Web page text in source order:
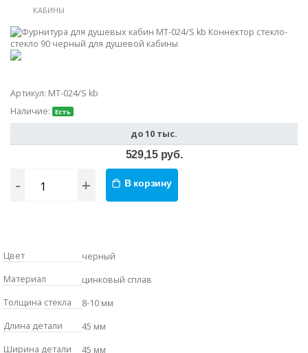
КАБИНЫ
Артикул: MT-024/S kb
Наличие:
Есть
до 10 тыс.
529,15 руб.
- + В корзину
Цвет
черный
Материал
цинковый сплав
Толщина стекла
8-10 мм
Длина детали
45 мм
Ширина детали
45 мм